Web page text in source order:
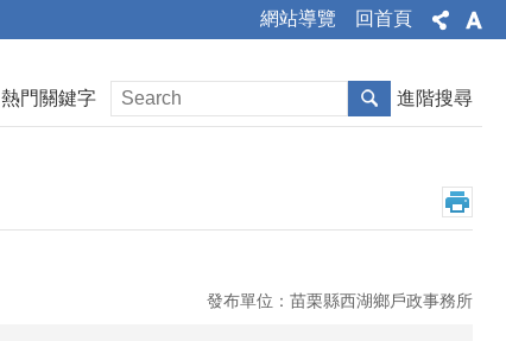
網站導覽 回首頁
熱門關鍵字 進階搜尋
發布單位：苗栗縣西湖鄉戶政事務所